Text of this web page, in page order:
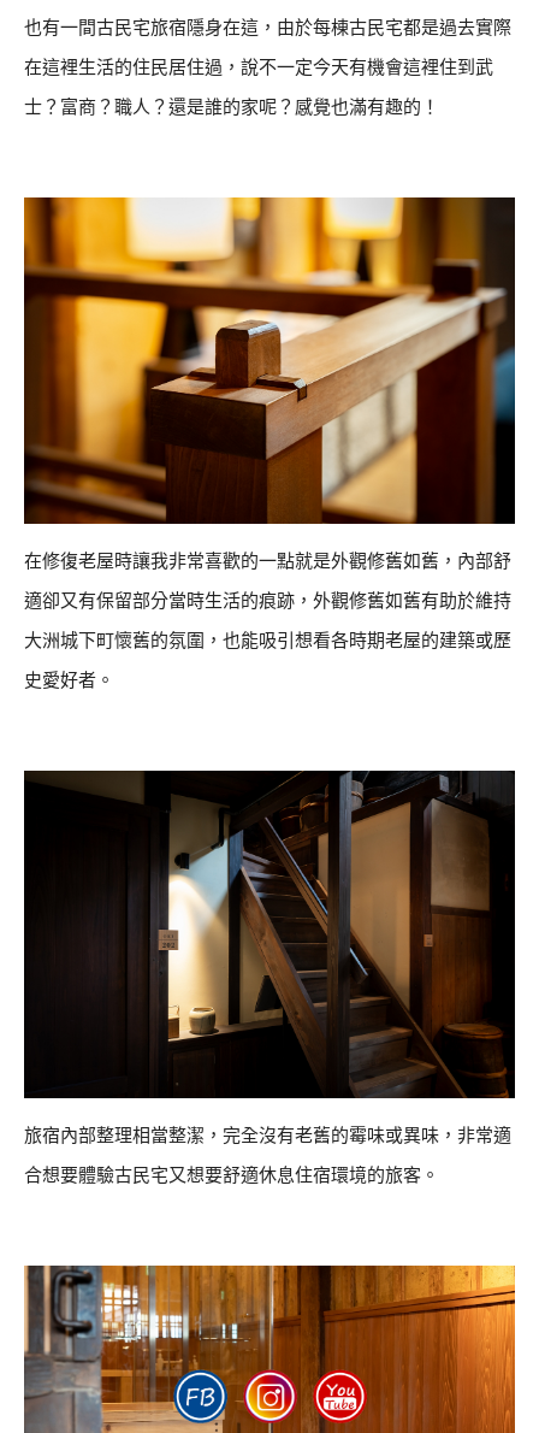
也有一間古民宅旅宿隱身在這，由於每棟古民宅都是過去實際
在這裡生活的住民居住過，說不一定今天有機會這裡住到武
士？富商？職人？還是誰的家呢？感覺也滿有趣的！
在修復老屋時讓我非常喜歡的一點就是外觀修舊如舊，內部舒
適卻又有保留部分當時生活的痕跡，外觀修舊如舊有助於維持
大洲城下町懷舊的氛圍，也能吸引想看各時期老屋的建築或歷
史愛好者。
旅宿內部整理相當整潔，完全沒有老舊的霉味或異味，非常適
合想要體驗古民宅又想要舒適休息住宿環境的旅客。